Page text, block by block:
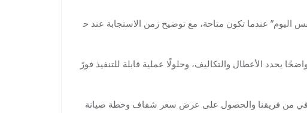
اليوم” عندما تكون متاحة، مع توضيح زمن الاستجابة عند ح
يحدد الأعطال والتكاليف، وحلولًا عملية قابلة للتنفيذ فورً
من فريقنا والحصول على عرض سعر شفاف وخطة صيانة